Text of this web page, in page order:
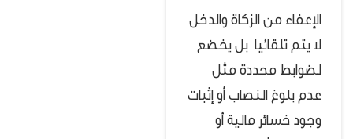
الإعفاء من الزكاة والدخل
لا يتم تلقائيا بل يخضع
لضوابط محددة مثل
عدم بلوغ النصاب أو إثبات
وجود خسائر مالية أو